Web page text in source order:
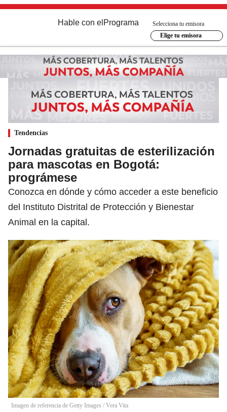
Hable con el Programa
Selecciona tu emisora
Elige tu emisora
Tendencias
Jornadas gratuitas de esterilización
para mascotas en Bogotá:
prográmese
Conozca en dónde y cómo acceder a este beneficio
del Instituto Distrital de Protección y Bienestar
Animal en la capital.
Imagen de referencia de Getty Images / Vera Vita